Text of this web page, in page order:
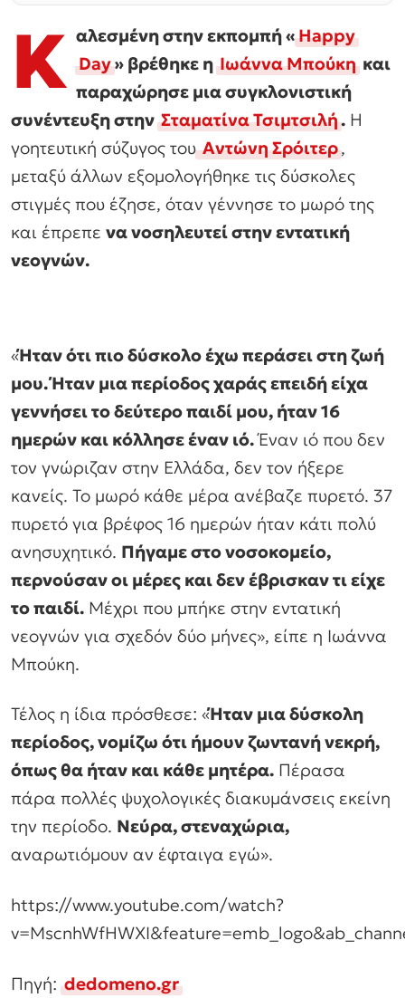
Κ αλεσμένη στην εκπομπή «Happy
Day» βρέθηκε ηΙωάννα Μπούκηκαι
παραχώρησε μια συγκλονιστική
συνέντευξη στηνΣταματίνα Τσιμτσιλή. Η
γοητευτική σύζυγος τουΑντώνη Σρόιτερ,
μεταξύ άλλων εξομολογήθηκε τις δύσκολες
στιγμές που έζησε, όταν γέννησε το μωρό της
και έπρεπε να νοσηλευτεί στην εντατική
νεογνών.
«Ήταν ότι πιο δύσκολο έχω περάσει στη ζωή
μου. Ήταν μια περίοδος χαράς επειδή είχα
γεννήσει το δεύτερο παιδί μου, ήταν 16
ημερών και κόλλησε έναν ιό.Έναν ιό που δεν
τον γνώριζαν στην Ελλάδα, δεν τον ήξερε
κανείς. Το μωρό κάθε μέρα ανέβαζε πυρετό. 37
πυρετό για βρέφος 16 ημερών ήταν κάτι πολύ
ανησυχητικό. Πήγαμε στο νοσοκομείο,
περνούσαν οι μέρες και δεν έβρισκαν τι είχε
το παιδί. Μέχρι που μπήκε στην εντατική
νεογνών για σχεδόν δύο μήνες», είπε η Ιωάννα
Μπούκη.
Τέλος η ίδια πρόσθεσε: «Ήταν μια δύσκολη
περίοδος, νομίζω ότι ήμουν ζωντανή νεκρή,
όπως θα ήταν και κάθε μητέρα. Πέρασα
πάρα πολλές ψυχολογικές διακυμάνσεις εκείνη
την περίοδο. Νεύρα, στεναχώρια,
αναρωτιόμουν αν έφταιγα εγώ».
https://www.youtube.com/watch?
Πηγή:dedomeno.gr